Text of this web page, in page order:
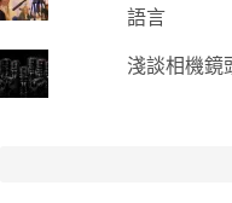
語言
淺談相機鏡